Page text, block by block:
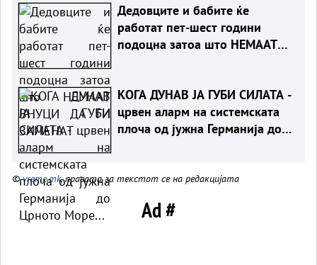
Дедовците и бабите ќе
работат пет-шест години
подоцна затоа што НЕМААТ
КОГА ДУНАВ ЈА ГУБИ СИЛАТА -
црвен аларм на системската
плоча од јужна Германија до
©vreme.mk, правата за текстот се на редакцијата
Ad #